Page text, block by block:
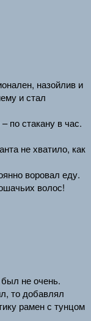
назойлив и
и стал
по стакану в час.
не хватило, как
воровал еду.
волос!
не очень.
то добавлял
рамен с тунцом